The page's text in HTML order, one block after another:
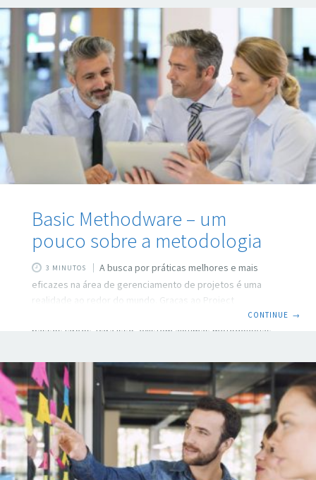
recente, conseguimos identificar alguns fatores que
influenciaram positivamente as iniciativas bem sucedidas.
Assim, gostaríamos de compartilhar com vocês dez
fatores que julgamos críticos na implantação de um PMO,
com base em nossa experiência de
Basic Methodware – um
pouco sobre a metodologia
3 MINUTOS
A busca por práticas melhores e mais
eficazes na área de gerenciamento de projetos é uma
realidade ao redor do mundo. Graças ao Project
Management Institute (PMI) esses estudos caminham a
passos largos. Para isso, existem algumas metodologias
feito. Hoje nosso objetivo é falar um pouco sobre a
metodologia Basic Methodware®, que cria um plano de
projeto tradicional fundamentado no Guia PMBOK®, 5ª
edição (PMI, 2013). O principal objetivo do Guia PMBOK
CONTINUE →